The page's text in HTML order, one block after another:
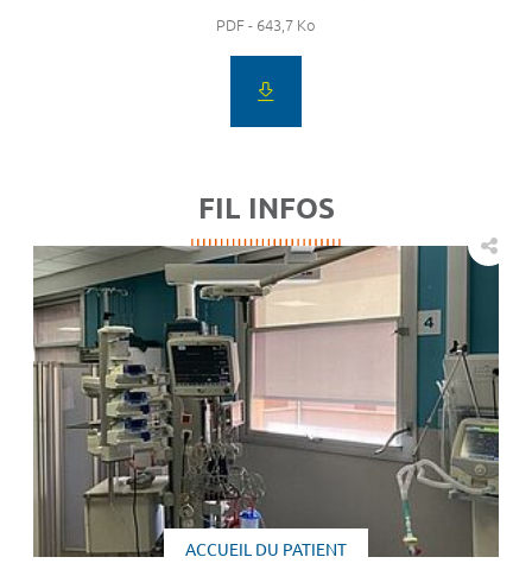
PDF - 643,7 Ko
FIL INFOS
ACCUEIL DU PATIENT